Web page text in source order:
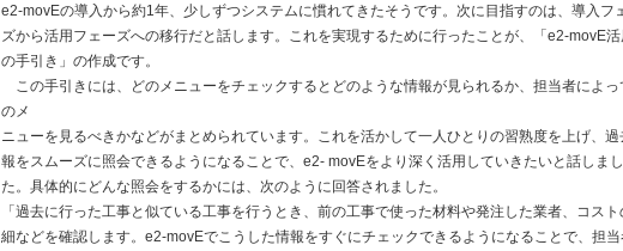
e2-movEの導入から約1年、少しずつシステムに慣れてきたそうです。次に目指すのは、導入フ
ズから活用フェーズへの移行だと話します。これを実現するために行ったことが、「e2-movE
の手引き」の作成です。
この手引きには、どのメニューをチェックするとどのような情報が見られるか、担当者によっ
のメ
ニューを見るべきかなどがまとめられています。これを活かして一人ひとりの習熟度を上げ、過
報をスムーズに照会できるようになることで、e2- movEをより深く活用していきたいと話しまし
た。具体的にどんな照会をするかには、次のように回答されました。
「過去に行った工事と似ている工事を行うとき、前の工事で使った材料や発注した業者、コスト
細などを確認します。e2-movEでこうした情報をすぐにチェックできるようになることで、担